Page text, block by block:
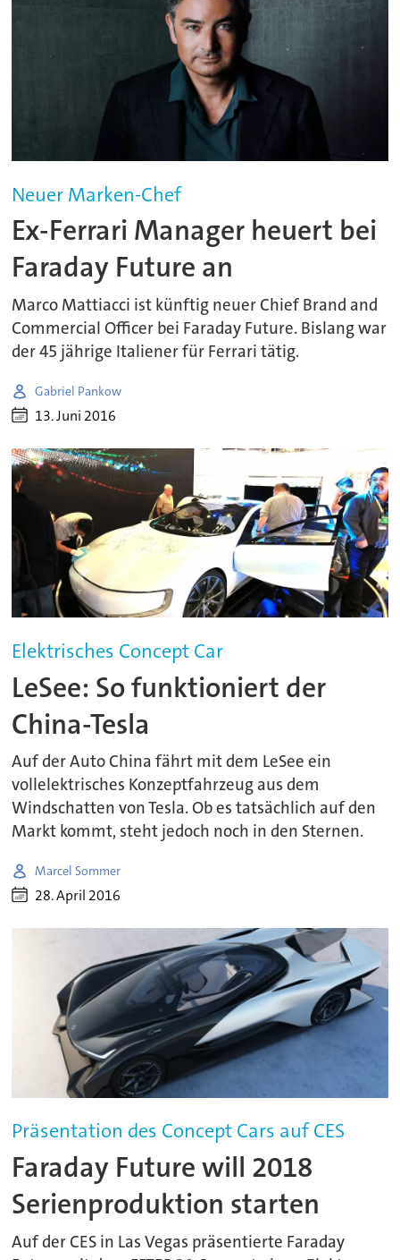
Neuer Marken-Chef
Ex-Ferrari Manager heuert bei
Faraday Future an
Marco Mattiacci ist künftig neuer Chief Brand and
Commercial Officer bei Faraday Future. Bislang war
der 45 jährige Italiener für Ferrari tätig.
Gabriel Pankow
13. Juni 2016
Elektrisches Concept Car
LeSee: So funktioniert der
China-Tesla
Auf der Auto China fährt mit dem LeSee ein
vollelektrisches Konzeptfahrzeug aus dem
Windschatten von Tesla. Ob es tatsächlich auf den
Markt kommt, steht jedoch noch in den Sternen.
Marcel Sommer
28. April 2016
Präsentation des Concept Cars auf CES
Faraday Future will 2018
Serienproduktion starten
Auf der CES in Las Vegas präsentierte Faraday